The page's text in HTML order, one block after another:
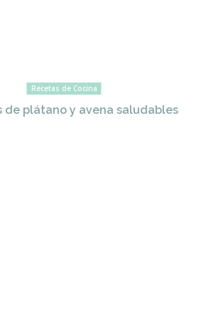
Recetas de Cocina
de plátano y avena saludables